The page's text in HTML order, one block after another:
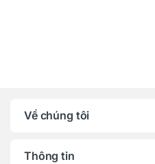
Về chúng tôi
Thông tin